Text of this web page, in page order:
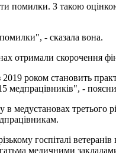
З такою оцінкою
- сказала вона.
отримали скорочення
роком становить
медпрацівників", -
медустановах третього
госпіталі
медичними